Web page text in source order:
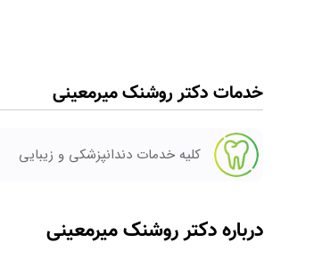
خدمات دکتر روشنک میرمعینی
کلیه خدمات دندانپزشکی و زیبایی
درباره دکتر روشنک میرمعینی